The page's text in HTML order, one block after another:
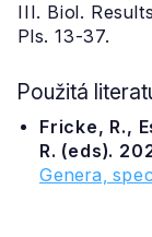
III. Biol.
Pls. 13-37.
Použitá
Fricke, R.,
R. (eds).
Genera,